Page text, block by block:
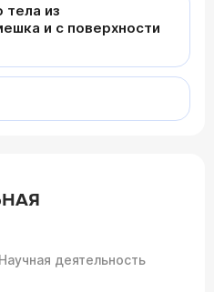
тела из
и с поверхности
Научная деятельность